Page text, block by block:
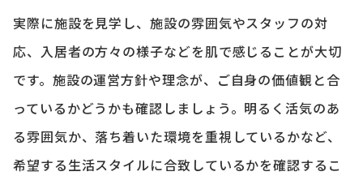
実際に施設を見学し、施設の雰囲気やスタッフの対
応、入居者の方々の様子などを肌で感じることが大切
です。施設の運営方針や理念が、ご自身の価値観と合
っているかどうかも確認しましょう。明るく活気のあ
る雰囲気か、落ち着いた環境を重視しているかなど、
希望する生活スタイルに合致しているかを確認するこ